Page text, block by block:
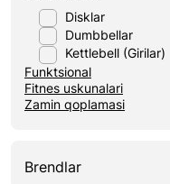
Disklar
Dumbbellar
Kettlebell (Girilar)
Funktsional
Fitnes uskunalari
Zamin qoplamasi
Brendlar